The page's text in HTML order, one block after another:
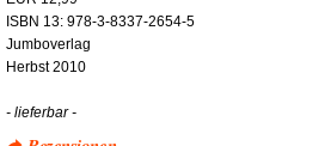
ISBN 13: 978-3-8337-2654-5
Jumboverlag
Herbst 2010
- lieferbar -